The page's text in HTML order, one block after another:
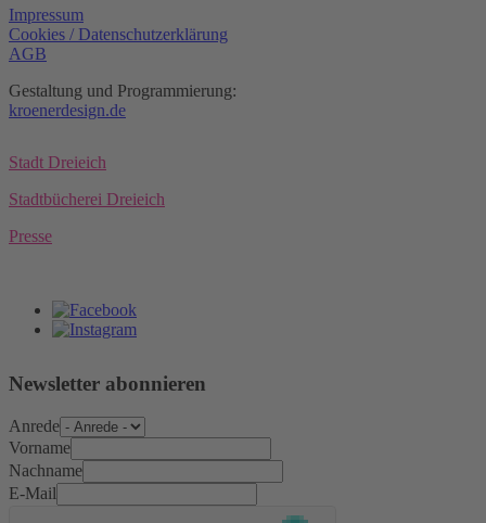
Impressum
Cookies / Datenschutzerklärung
AGB
Gestaltung und Programmierung:
kroenerdesign.de
Stadt Dreieich
Stadtbücherei Dreieich
Presse
Newsletter abonnieren
Anrede
Vorname
Nachname
E-Mail